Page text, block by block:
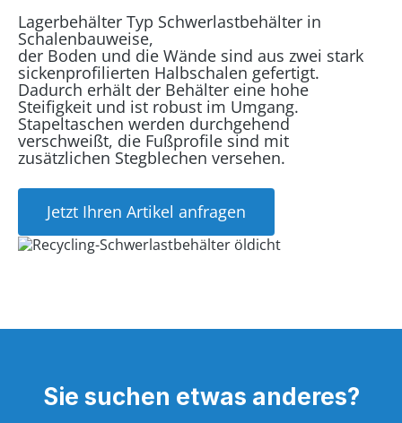
Lagerbehälter Typ Schwerlastbehälter in
Schalenbauweise,
der Boden und die Wände sind aus zwei stark
sickenprofilierten Halbschalen gefertigt.
Dadurch erhält der Behälter eine hohe
Steifigkeit und ist robust im Umgang.
Stapeltaschen werden durchgehend
verschweißt, die Fußprofile sind mit
zusätzlichen Stegblechen versehen.
Jetzt Ihren Artikel anfragen
Sie suchen etwas anderes?